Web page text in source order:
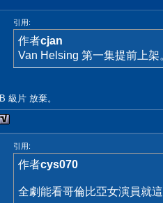
引用:
作者cjan
Van Helsing 第一集提前上架
B 級片 放棄。
引用:
作者cys070
全劇能看哥倫比亞女演員就